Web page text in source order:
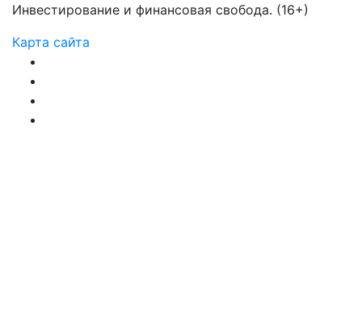
Инвестирование и финансовая свобода. (16+)
Карта сайта